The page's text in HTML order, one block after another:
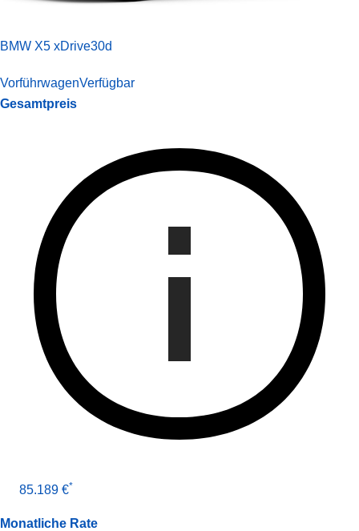
BMW X5 xDrive30d
VorführwagenVerfügbar
Gesamtpreis
85.189 €*
Monatliche Rate